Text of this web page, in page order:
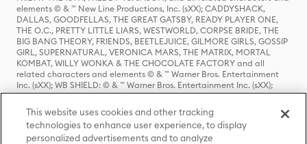
elements © & ™ New Line Productions, Inc. (sXX); CADDYSHACK,
DALLAS, GOODFELLAS, THE GREAT GATSBY, READY PLAYER ONE,
THE O.C., PRETTY LITTLE LIARS, WESTWORLD, CORPSE BRIDE, THE
BIG BANG THEORY, FRIENDS, BEETLEJUICE, GILMORE GIRLS, GOSSIP
GIRL, SUPERNATURAL, VERONICA MARS, THE MATRIX, MORTAL
KOMBAT, WILLY WONKA & THE CHOCOLATE FACTORY and all
related characters and elements © & ™ Warner Bros. Entertainment
Inc. (sXX); WB SHIELD: © & ™ Warner Bros. Entertainment Inc. (sXX);
HOUSE OF THE DRAGON, GAME OF THRONES, and all related
characters and elements © & ™ Home Box Office, Inc. (sXX); CHILLING
ADVENTURES OF SABRINA, RIVERDALE © & ™ Warner Bros.
Entertainment Inc. Archie Comics and all related characters and
elements © & ™ Archie Comic Publications, Inc. Used with permission.
This website uses cookies and other tracking
technologies to enhance user experience, to display
personalized advertisements and to analyze